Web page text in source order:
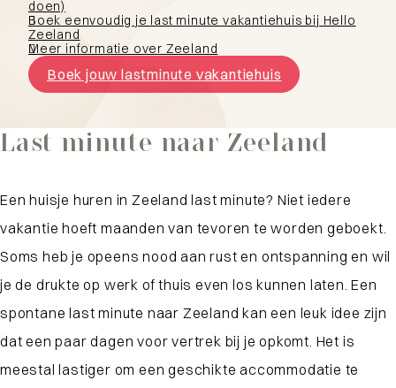
doen)
Boek eenvoudig je last minute vakantiehuis bij Hello
Zeeland
Meer informatie over Zeeland
Boek jouw lastminute vakantiehuis
Last minute naar Zeeland
Een huisje huren in Zeeland last minute? Niet iedere
vakantie hoeft maanden van tevoren te worden geboekt.
Soms heb je opeens nood aan rust en ontspanning en wil
je de drukte op werk of thuis even los kunnen laten. Een
spontane last minute naar Zeeland kan een leuk idee zijn
dat een paar dagen voor vertrek bij je opkomt. Het is
meestal lastiger om een geschikte accommodatie te